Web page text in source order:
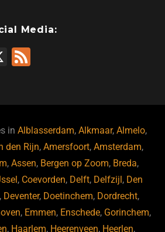
Media:
X
inAlblasserdam,Alkmaar,Almelo,
den Rijn,Amersfoort,Amsterdam,
,Assen, Bergen op Zoom, Breda,
, Coevorden, Delft, Delfzijl , Den
, Deventer, Doetinchem, Dordrecht,
, Emmen, Enschede, Gorinchem,
, Haarlem, Heerenveen, Heerlen,